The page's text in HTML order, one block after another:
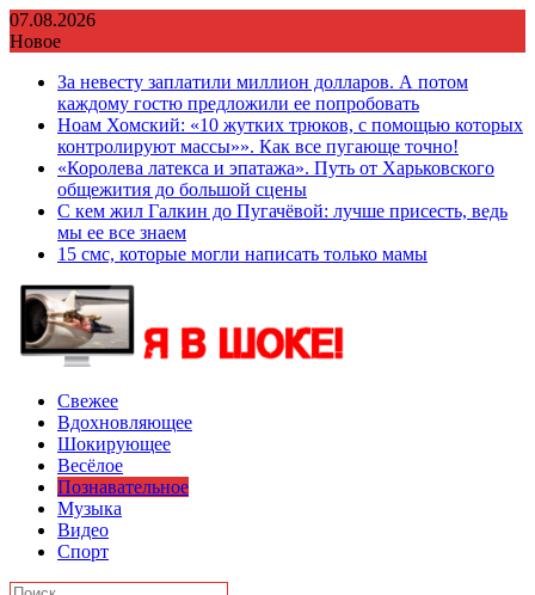
Перейти
к
07.08.2026
Новое
За невесту заплатили миллион долларов. А потом
каждому гостю предложили ее попробовать
Ноам Хомский: «10 жутких трюков, с помощью которых
контролируют массы»». Как все пугающе точно!
«Королева латекса и эпатажа». Путь от Харьковского
общежития до большой сцены
С кем жил Галкин до Пугачёвой: лучше присесть, ведь
мы ее все знаем
15 смс, которые могли написать только мамы
Свежее
Вдохновляющее
Шокирующее
Весёлое
Познавательное
Музыка
Видео
Спорт